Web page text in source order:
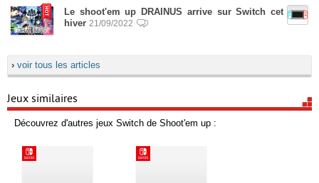
Le shoot'em up DRAINUS arrive sur Switch cet
hiver 21/09/2022
› voir tous les articles
Jeux similaires
Découvrez d'autres jeux Switch de Shoot'em up :